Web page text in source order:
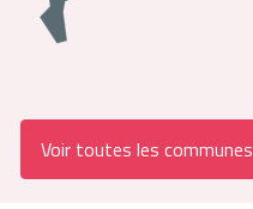
Voir toutes les communes